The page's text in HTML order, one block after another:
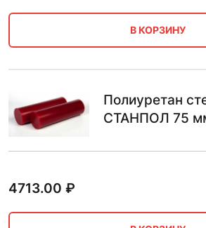
В КОРЗИНУ
Полиуретан
СТАНПОЛ 75
4713.00 ₽